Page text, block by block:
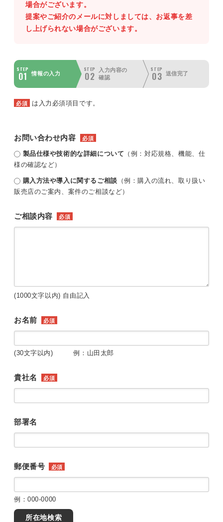
場合がございます。
提案やご紹介のメールに対しましては、お返事を差
し上げられない場合がございます。
STEP
01 情報の入力
STEP
02
入力内容の
確認
STEP
03 送信完了
必須 は入力必須項目です。
お問い合わせ内容 必須
製品仕様や技術的な詳細について （例：対応規格、機能、仕
様の確認など）
購入方法や導入に関するご相談 （例：購入の流れ、取り扱い
販売店のご案内、案件のご相談など）
ご相談内容 必須
(1000文字以内) 自由記入
お名前 必須
(30文字以内) 例：山田太郎
貴社名 必須
部署名
郵便番号 必須
例：000-0000
所在地検索